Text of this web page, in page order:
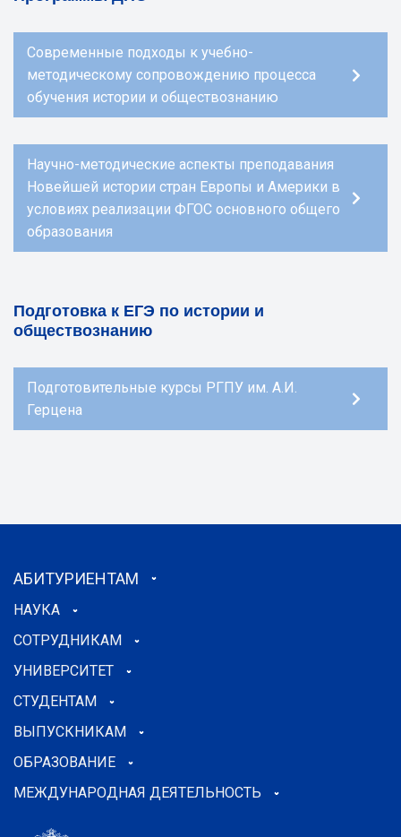
Современные подходы к учебно-
методическому сопровождению процесса
обучения истории и обществознанию
Научно-методические аспекты преподавания
Новейшей истории стран Европы и Америки в
условиях реализации ФГОС основного общего
образования
Подготовка к ЕГЭ по истории и
обществознанию
Подготовительные курсы РГПУ им. А.И.
Герцена
АБИТУРИЕНТАМ
НАУКА
СОТРУДНИКАМ
УНИВЕРСИТЕТ
СТУДЕНТАМ
ВЫПУСКНИКАМ
ОБРАЗОВАНИЕ
МЕЖДУНАРОДНАЯ ДЕЯТЕЛЬНОСТЬ